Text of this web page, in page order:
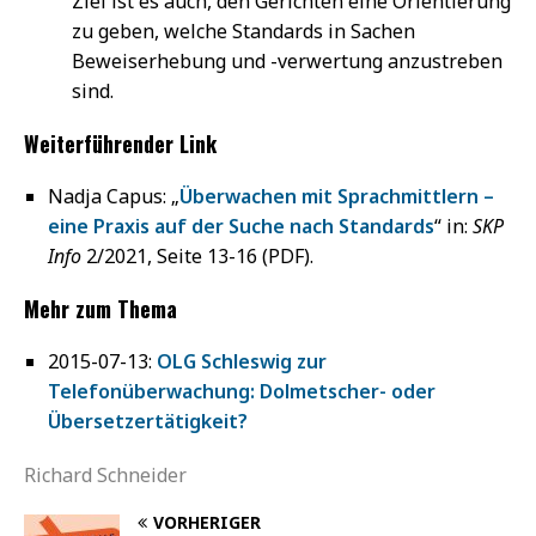
zu geben, welche Standards in Sachen
Beweiserhebung und -verwertung anzustreben
sind.
Weiterführender Link
Nadja Capus: „Überwachen mit Sprachmittlern –
eine Praxis auf der Suche nach Standards“ in: SKP
Info 2/2021, Seite 13-16 (PDF).
Mehr zum Thema
2015-07-13: OLG Schleswig zur
Telefonüberwachung: Dolmetscher- oder
Übersetzertätigkeit?
Richard Schneider
VORHERIGER